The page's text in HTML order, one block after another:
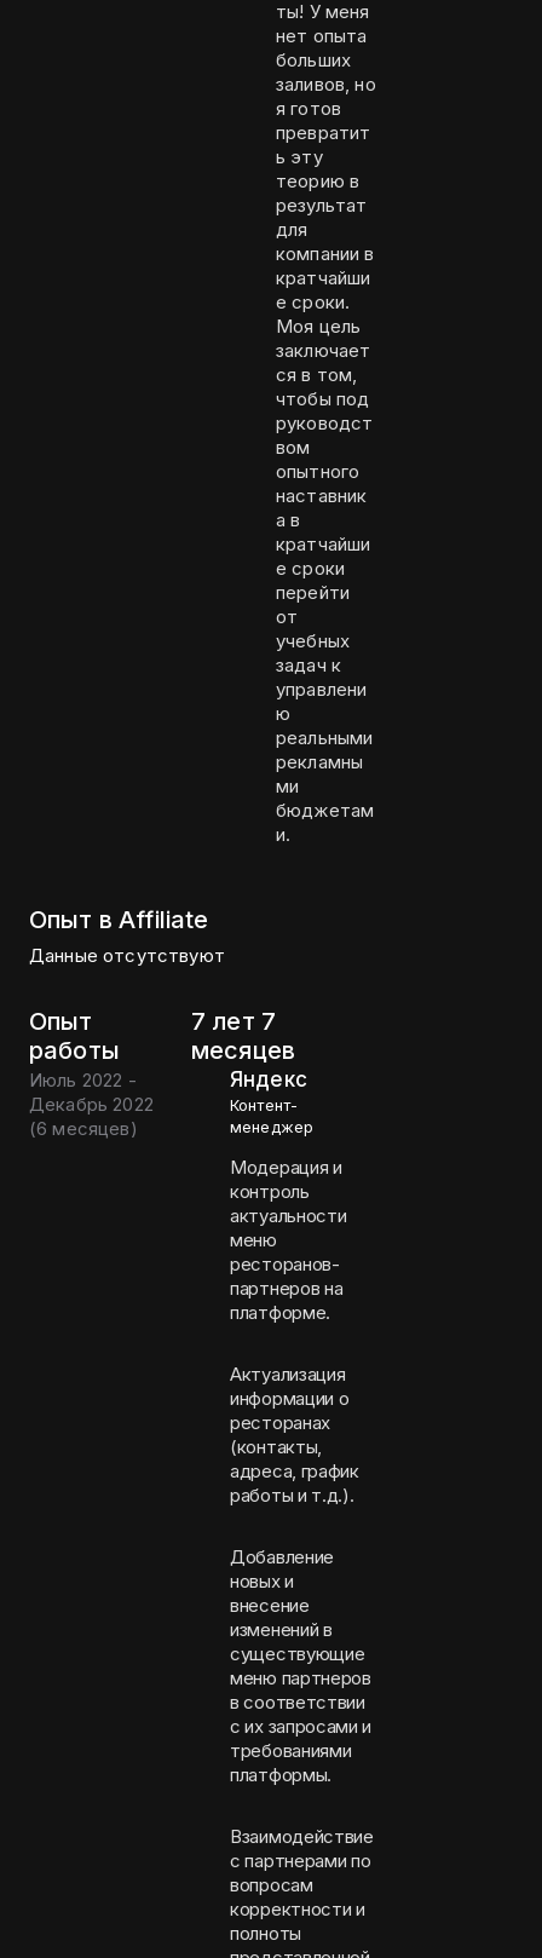
ты! У меня
нет опыта
больших
заливов, но
я готов
превратит
ь эту
теорию в
результат
для
компании в
кратчайши
е сроки.
Моя цель
заключает
ся в том,
чтобы под
руководст
вом
опытного
наставник
а в
кратчайши
е сроки
перейти
от
учебных
задач к
управлени
ю
реальными
рекламны
ми
бюджетам
и.
Опыт в Affiliate
Данные отсутствуют
Опыт
работы
7 лет 7
месяцев
Июль 2022 -
Декабрь 2022
(6 месяцев)
Яндекс
Контент-
менеджер
Модерация и
контроль
актуальности
меню
ресторанов-
партнеров на
платформе.
Актуализация
информации о
ресторанах
(контакты,
адреса, график
работы и т.д.).
Добавление
новых и
внесение
изменений в
существующие
меню партнеров
в соответствии
с их запросами и
требованиями
платформы.
Взаимодействие
с партнерами по
вопросам
корректности и
полноты